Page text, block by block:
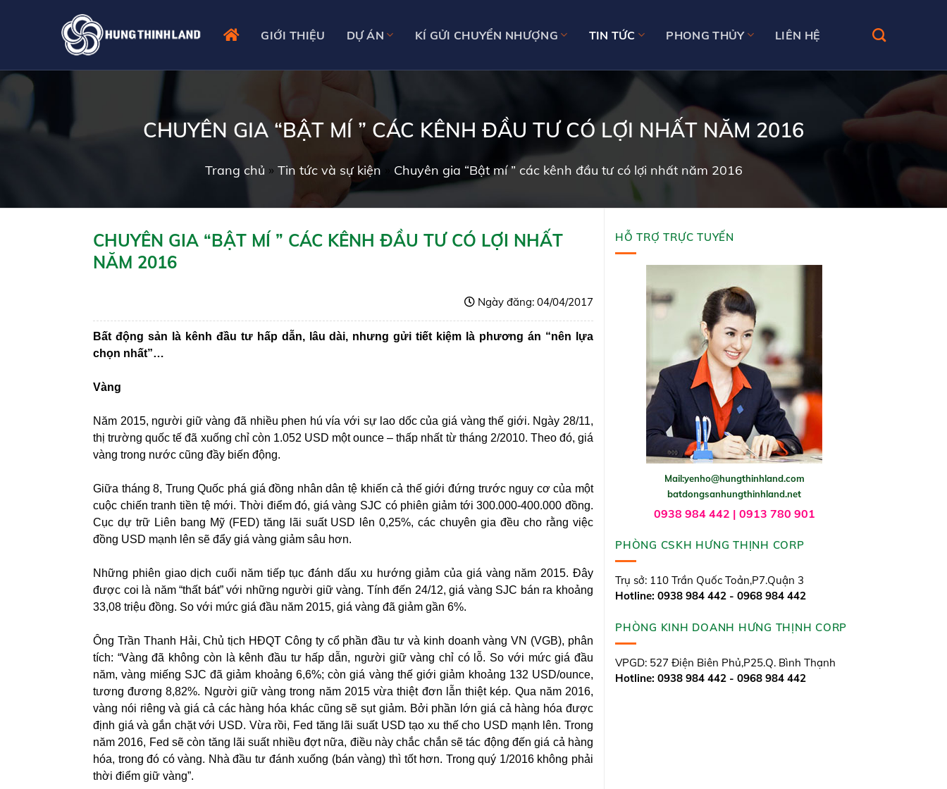
GIỚI THIỆU DỰ ÁN KÍ GỬI CHUYỂN NHƯỢNG TIN TỨC PHONG THỦY LIÊN HỆ
CHUYÊN GIA “BẬT MÍ ” CÁC KÊNH ĐẦU TƯ CÓ LỢI NHẤT NĂM 2016
Trang chủ » Tin tức và sự kiện Chuyên gia “Bật mí ” các kênh đầu tư có lợi nhất năm 2016
CHUYÊN GIA “BẬT MÍ ” CÁC KÊNH ĐẦU TƯ CÓ LỢI NHẤT
NĂM 2016
Ngày đăng: 04/04/2017
Bất động sản là kênh đầu tư hấp dẫn, lâu dài, nhưng gửi tiết kiệm là phương án “nên lựa
chọn nhất”…
Vàng
Năm 2015, người giữ vàng đã nhiều phen hú vía với sự lao dốc của giá vàng thế giới. Ngày 28/11,
thị trường quốc tế đã xuống chỉ còn 1.052 USD một ounce – thấp nhất từ tháng 2/2010. Theo đó, giá
vàng trong nước cũng đầy biến động.
Giữa tháng 8, Trung Quốc phá giá đồng nhân dân tệ khiến cả thế giới đứng trước nguy cơ của một
cuộc chiến tranh tiền tệ mới. Thời điểm đó, giá vàng SJC có phiên giảm tới 300.000-400.000 đồng.
Cục dự trữ Liên bang Mỹ (FED) tăng lãi suất USD lên 0,25%, các chuyên gia đều cho rằng việc
đồng USD mạnh lên sẽ đẩy giá vàng giảm sâu hơn.
Những phiên giao dịch cuối năm tiếp tục đánh dấu xu hướng giảm của giá vàng năm 2015. Đây
được coi là năm “thất bát” với những người giữ vàng. Tính đến 24/12, giá vàng SJC bán ra khoảng
33,08 triệu đồng. So với mức giá đầu năm 2015, giá vàng đã giảm gần 6%.
Ông Trần Thanh Hải, Chủ tịch HĐQT Công ty cổ phần đầu tư và kinh doanh vàng VN (VGB), phân
tích: “Vàng đã không còn là kênh đầu tư hấp dẫn, người giữ vàng chỉ có lỗ. So với mức giá đầu
năm, vàng miếng SJC đã giảm khoảng 6,6%; còn giá vàng thế giới giảm khoảng 132 USD/ounce,
tương đương 8,82%. Người giữ vàng trong năm 2015 vừa thiệt đơn lẫn thiệt kép. Qua năm 2016,
vàng nói riêng và giá cả các hàng hóa khác cũng sẽ sụt giảm. Bởi phần lớn giá cả hàng hóa được
định giá và gắn chặt với USD. Vừa rồi, Fed tăng lãi suất USD tạo xu thế cho USD mạnh lên. Trong
năm 2016, Fed sẽ còn tăng lãi suất nhiều đợt nữa, điều này chắc chắn sẽ tác động đến giá cả hàng
hóa, trong đó có vàng. Nhà đầu tư đánh xuống (bán vàng) thì tốt hơn. Trong quý 1/2016 không phải
thời điểm giữ vàng”.
HỖ TRỢ TRỰC TUYẾN
Mail:yenho@hungthinhland.com
batdongsanhungthinhland.net
0938 984 442 | 0913 780 901
PHÒNG CSKH HƯNG THỊNH CORP
Trụ sở: 110 Trần Quốc Toản,P7.Quận 3
Hotline: 0938 984 442 - 0968 984 442
PHÒNG KINH DOANH HƯNG THỊNH CORP
VPGD: 527 Điện Biên Phủ,P25.Q. Bình Thạnh
Hotline: 0938 984 442 - 0968 984 442